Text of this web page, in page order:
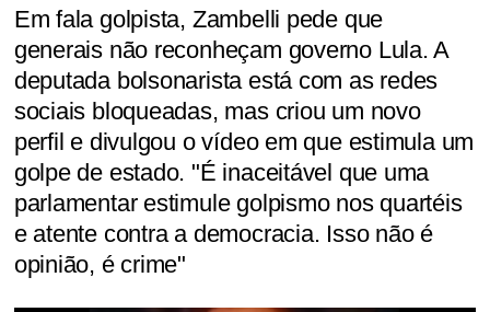
Em fala golpista, Zambelli pede que
generais não reconheçam governo Lula. A
deputada bolsonarista está com as redes
sociais bloqueadas, mas criou um novo
perfil e divulgou o vídeo em que estimula um
golpe de estado. "É inaceitável que uma
parlamentar estimule golpismo nos quartéis
e atente contra a democracia. Isso não é
opinião, é crime"